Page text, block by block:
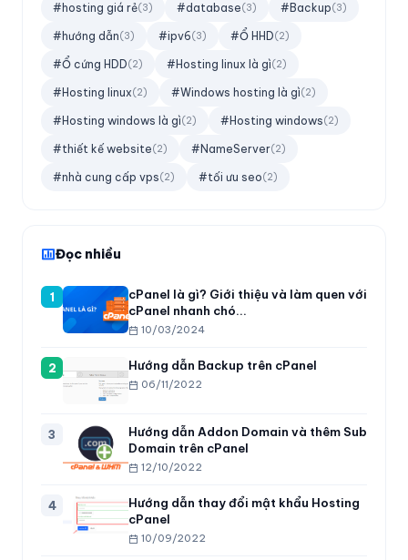
#hosting giá rẻ(3) #database(3) #Backup(3)
#hướng dẫn(3) #ipv6(3) #Ổ HHD(2)
#Ổ cứng HDD(2) #Hosting linux là gì(2)
#Hosting linux(2) #Windows hosting là gì(2)
#Hosting windows là gì(2) #Hosting windows(2)
#thiết kế website(2) #NameServer(2)
#nhà cung cấp vps(2) #tối ưu seo(2)
Đọc nhiều
1
cPanel là gì? Giới thiệu và làm quen với
cPanel nhanh chó...
10/03/2024
2 Hướng dẫn Backup trên cPanel
06/11/2022
3
Hướng dẫn Addon Domain và thêm Sub
Domain trên cPanel
12/10/2022
4
Hướng dẫn thay đổi mật khẩu Hosting
cPanel
10/09/2022